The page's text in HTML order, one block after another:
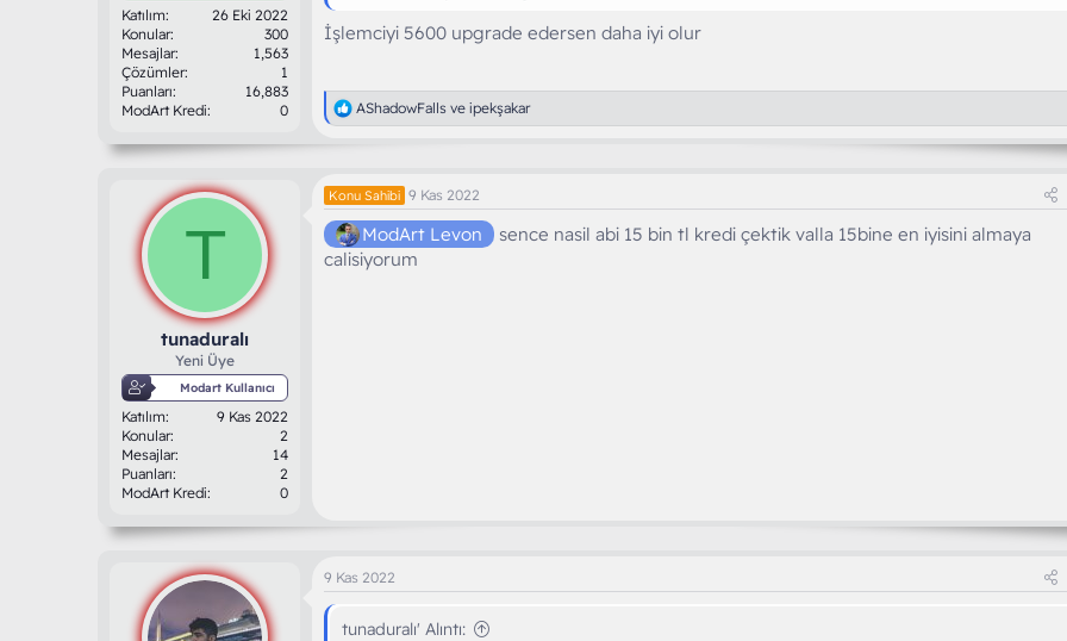
Katılım
26 Eki 2022
Konular
300
Mesajlar
1,563
Çözümler
1
Puanları
16,883
ModArt Kredi
0
İşlemciyi 5600 upgrade edersen daha iyi olur
T
e
i
l
e
r
:
AShadowFalls ve ipekşakar
T
tunaduralı
Yeni Üye
Modart Kullanıcı
Katılım
9 Kas 2022
Konular
2
Mesajlar
14
Puanları
2
ModArt Kredi
0
Konu Sahibi 9 Kas 2022
ModArt Levon
sence nasil abi 15 bin tl kredi çektik valla 15bine en iyisini almaya
calisiyorum
9 Kas 2022
tunaduralı' Alıntı: